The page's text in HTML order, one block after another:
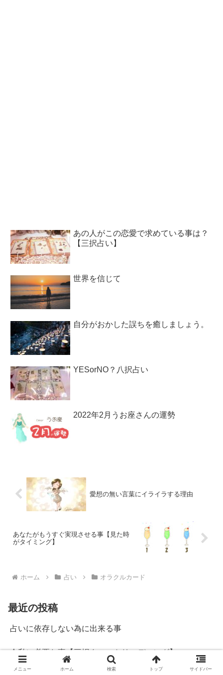
あの人がこの恋愛で求めている事は？
【三択占い】
世界を信じて
自分がおかした誤ちを癒しましょう。
YESorNO？八択占い
2022年2月うお座さんの運勢
愛想の無い言葉にイライラする理由
あなたがもうすぐ実現させる事【見た時
がタイミング】
ホーム 占い オラクルカード
最近の投稿
占いに依存しない為に出来る事
今私に必要な事【三択タロットリーディング】
メニュー ホーム 検索 トップ サイドバー